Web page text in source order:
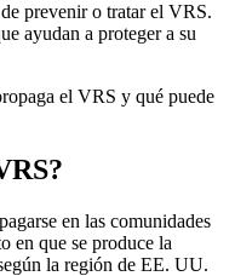
prevenir o tratar el VRS.
ayudan a proteger a su
el VRS y qué puede
en las comunidades
en que se produce la
la región de EE. UU.